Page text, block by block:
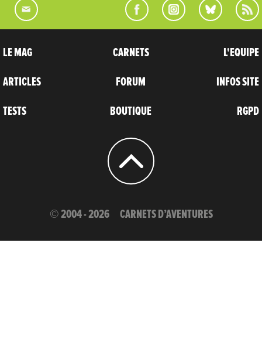
LE MAG
ARTICLES
TESTS
CARNETS
FORUM
BOUTIQUE
L'EQUIPE
INFOS SITE
RGPD
© 2004 - 2026 CARNETS D’AVENTURES